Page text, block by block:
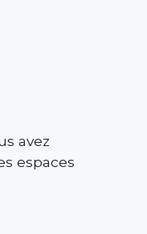
avez
espaces